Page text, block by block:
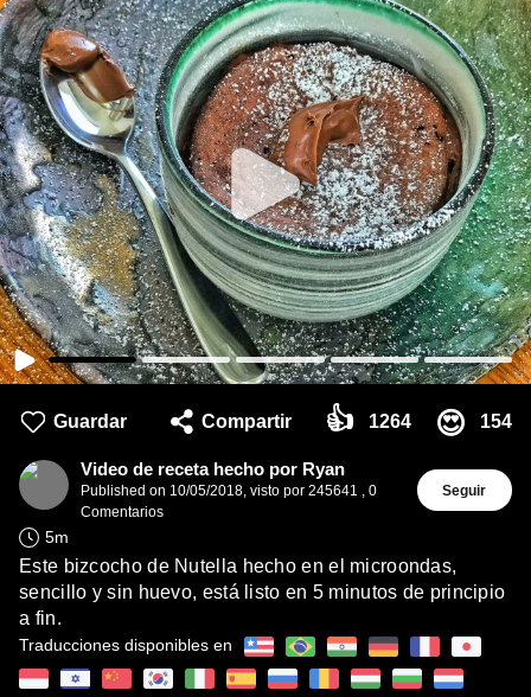
Guardar Compartir 👍 1264 😍 154
Video de receta hecho por Ryan
Published on 10/05/2018 visto por 245641
0
Comentarios
Seguir
5m
Este bizcocho de Nutella hecho en el microondas,
sencillo y sin huevo, está listo en 5 minutos de principio
a fin.
Traducciones disponibles en